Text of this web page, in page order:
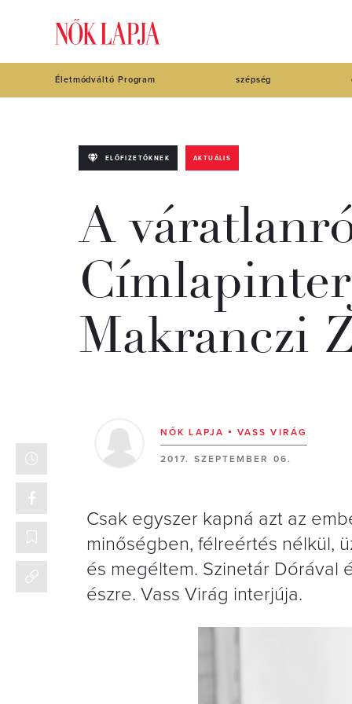
Életmódváltó Program szépség
ELŐFIZETŐKNEK AKTUÁLIS
A
Makranczi
NŐK LAPJA VASS VIRÁG
2017. SZEPTEMBER 06.
Csak egyszer kapná azt az
minőségben, félreértés nélkül,
és megéltem. Szinetár Dórával
észre. Vass Virág interjúja.